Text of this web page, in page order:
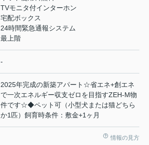
TVモニタ付インターホン
宅配ボックス
24時間緊急通報システム
最上階
-
2025年完成の新築アパート☆省エネ+創エネ
で一次エネルギー収支ゼロを目指すZEH-M物
件です☆◆ペット可（小型犬または猫どちら
か1匹）飼育時条件：敷金+1ヶ月
情報の見方